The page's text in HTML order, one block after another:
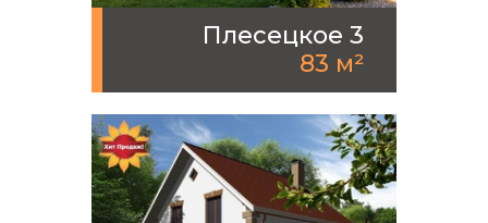
Плесецкое 3
83 м²